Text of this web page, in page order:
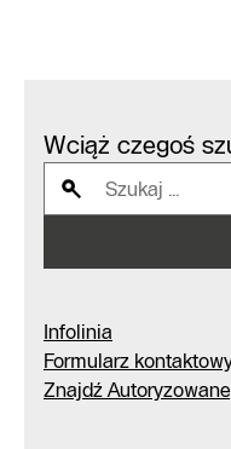
Wciąż czegoś
Infolinia
Formularz
Znajdź